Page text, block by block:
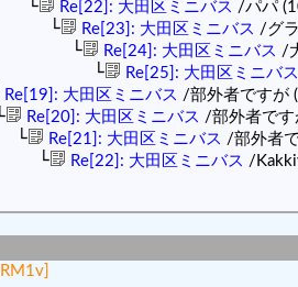
Re[22]: 大田区ミニバス /パパ
Re[23]: 大田区ミニバス /グ
Re[24]: 大田区ミニバス /
Re[25]: 大田区ミニバス
Re[19]: 大田区ミニバス /部外者ですが
Re[20]: 大田区ミニバス /部外者で
Re[21]: 大田区ミニバス /部外者
Re[22]: 大田区ミニバス /